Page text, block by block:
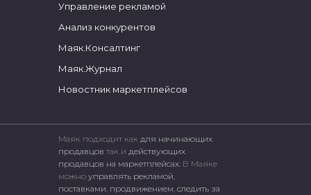
Управление рекламой
Анализ конкурентов
Маяк.Консалтинг
Маяк.Журнал
Новостник маркетплейсов
Маяк подходит как для начинающих
продавцов так и действующих
продавцов на маркетплейсах. В Маяке
можно управлять рекламой,
поставками, продвижением, следить за